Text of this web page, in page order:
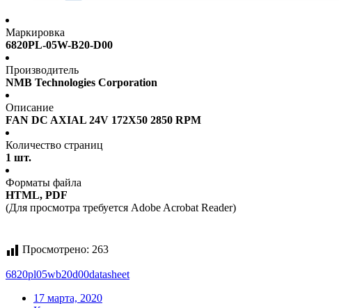
Маркировка
6820PL-05W-B20-D00
Производитель
NMB Technologies Corporation
Описание
FAN DC AXIAL 24V 172X50 2850 RPM
Количество страниц
1 шт.
Форматы файла
HTML, PDF
(Для просмотра требуется Adobe Acrobat Reader)
Просмотрено: 263
6820pl05wb20d00datasheet
17 марта, 2020